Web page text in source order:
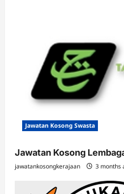
Jawatan Kosong Swasta
Jawatan Kosong
jawatankosongkerajaan 3 months